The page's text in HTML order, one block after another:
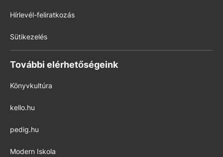
Hírlevél-feliratkozás
Sütikezelés
További elérhetőségeink
Könyvkultúra
kello.hu
pedig.hu
Modern Iskola